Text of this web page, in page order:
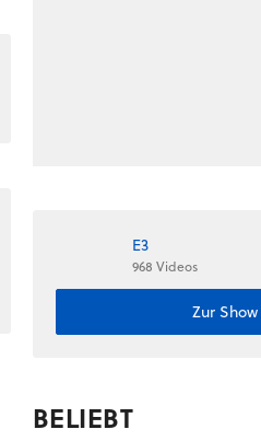
E3
968 Videos
Zur Show
BELIEBT